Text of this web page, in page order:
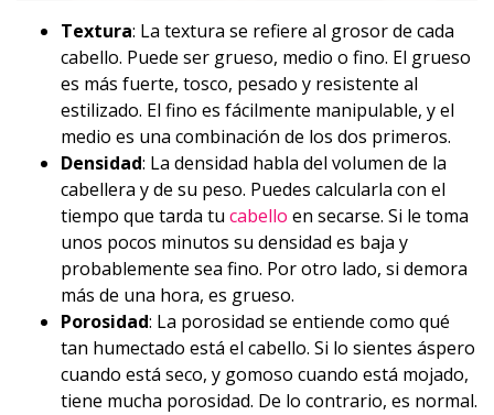
Textura: La textura se refiere al grosor de cada
cabello. Puede ser grueso, medio o fino. El grueso
es más fuerte, tosco, pesado y resistente al
estilizado. El fino es fácilmente manipulable, y el
medio es una combinación de los dos primeros.
Densidad: La densidad habla del volumen de la
cabellera y de su peso. Puedes calcularla con el
tiempo que tarda tu cabello en secarse. Si le toma
unos pocos minutos su densidad es baja y
probablemente sea fino. Por otro lado, si demora
más de una hora, es grueso.
Porosidad: La porosidad se entiende como qué
tan humectado está el cabello. Si lo sientes áspero
cuando está seco, y gomoso cuando está mojado,
tiene mucha porosidad. De lo contrario, es normal.